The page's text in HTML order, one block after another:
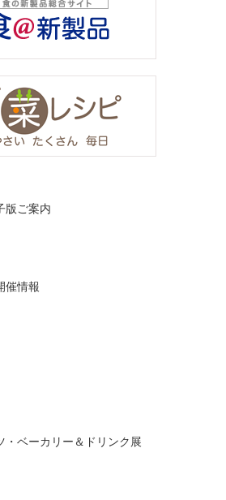
版ご案内
催情報
・ベーカリー＆ドリンク展